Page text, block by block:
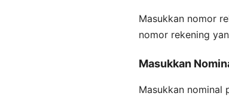
Masukkan nomor
nomor rekening
Masukkan
Masukkan nominal